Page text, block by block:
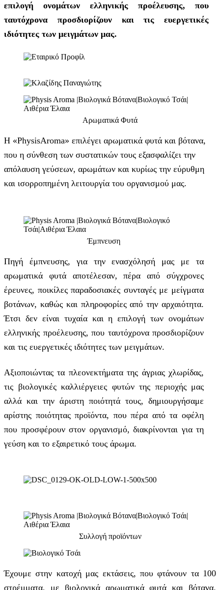
επιλογή ονομάτων ελληνικής προέλευσης, που
ταυτόχρονα προσδιορίζουν και τις ευεργετικές
ιδιότητες των μειγμάτων μας.
Αρωματικά Φυτά
Η «PhysisAroma» επιλέγει αρωματικά φυτά και βότανα,
που η σύνθεση των συστατικών τους εξασφαλίζει την
απόλαυση γεύσεων, αρωμάτων και κυρίως την εύρυθμη
και ισορροπημένη λειτουργία του οργανισμού μας.
Έμπνευση
Πηγή έμπνευσης, για την ενασχόλησή μας με τα
αρωματικά φυτά αποτέλεσαν, πέρα από σύγχρονες
έρευνες, ποικίλες παραδοσιακές συνταγές με μείγματα
βοτάνων, καθώς και πληροφορίες από την αρχαιότητα.
Έτσι δεν είναι τυχαία και η επιλογή των ονομάτων
ελληνικής προέλευσης, που ταυτόχρονα προσδιορίζουν
και τις ευεργετικές ιδιότητες των μειγμάτων.
Αξιοποιώντας τα πλεονεκτήματα της άγριας χλωρίδας,
τις βιολογικές καλλιέργειες φυτών της περιοχής μας
αλλά και την άριστη ποιότητά τους, δημιουργήσαμε
αρίστης ποιότητας προϊόντα, που πέρα από τα οφέλη
που προσφέρουν στον οργανισμό, διακρίνονται για τη
γεύση και το εξαιρετικό τους άρωμα.
Συλλογή προϊόντων
Έχουμε στην κατοχή μας εκτάσεις, που φτάνουν τα 100
στρέμματα, με βιολογικά αρωματικά φυτά και βότανα.